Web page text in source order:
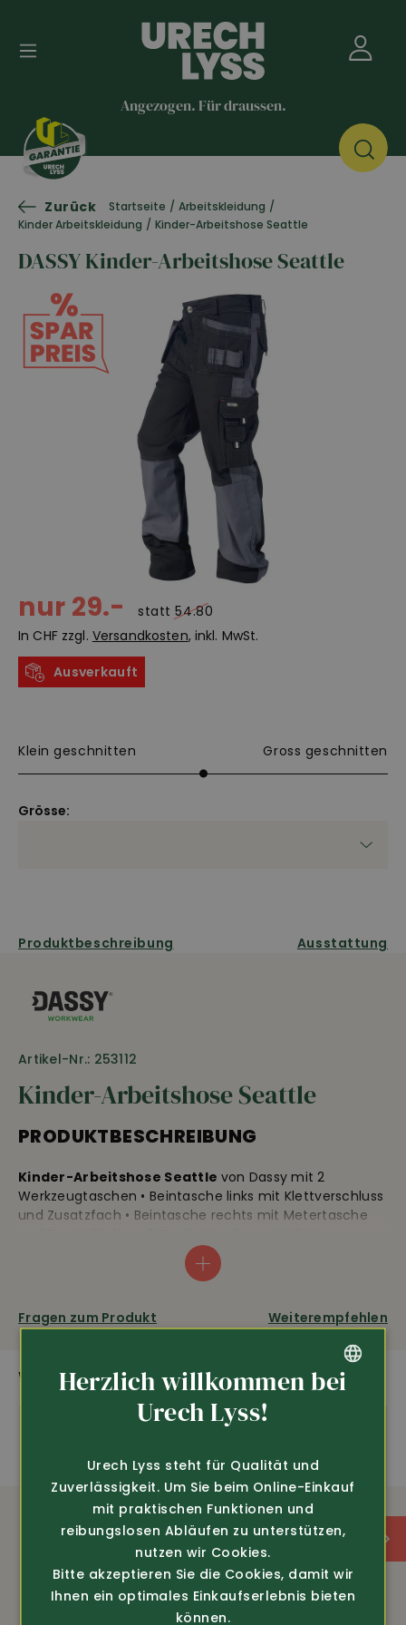
Angezogen. Für draussen.
Zurück Startseite / Arbeitskleidung /
Kinder Arbeitskleidung / Kinder-Arbeitshose Seattle
DASSY Kinder-Arbeitshose Seattle
nur 29.- statt54.80
In CHF zzgl. Versandkosten, inkl. MwSt.
Ausverkauft
Klein geschnitten Gross geschnitten
Grösse:
Produktbeschreibung Ausstattung
Artikel-Nr.: 253112
Kinder-Arbeitshose Seattle
PRODUKTBESCHREIBUNG
Kinder-Arbeitshose Seattle von Dassy mit 2
Werkzeugtaschen • Beintasche links mit Klettverschluss
und Zusatzfach • Beintasche rechts mit Metertasche
Knieverstärkungen mit Cordura®
Rückenelastik • 3-fache Kappnähte • um 5,5 cm
Baumwolle, 245 g/m², 60° C Wäsche.
amfori OEKO-TEX
Reissfest
AUSSTATTUNG
Verstellbarer Rückenelastik
Fragen zum Produkt Weiterempfehlen
WEITERE SPANNENDE PRODUKTE
Herzlich willkommen bei
Urech Lyss!
Urech Lyss steht für Qualität und
Zuverlässigkeit. Um Sie beim Online-Einkauf
mit praktischen Funktionen und
reibungslosen Abläufen zu unterstützen,
nutzen wir Cookies.
Bitte akzeptieren Sie die Cookies, damit wir
Ihnen ein optimales Einkaufserlebnis bieten
können.